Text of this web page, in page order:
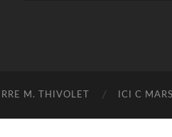
M. THIVOLET ICI C